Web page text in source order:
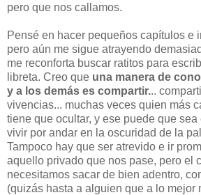
pero que nos callamos.
Pensé en hacer pequeños capítulos e
pero aún me sigue atrayendo
me reconforta buscar ratitos para
libreta. Creo que una manera de
y a los demás es compartir...
vivencias... muchas veces quien más
tiene que ocultar, y ese puede que
vivir por andar en la oscuridad de la
Tampoco hay que ser atrevido e ir
aquello privado que nos pase, pero el
necesitamos sacar de bien adentro,
(quizás hasta a alguien que a lo mejor